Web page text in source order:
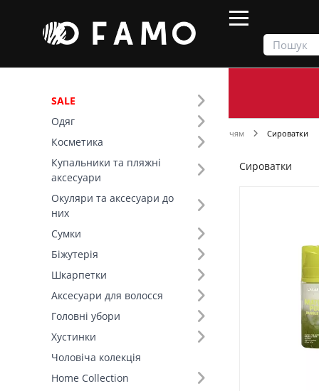
SALE
Одяг
Косметика
Купальники та пляжні
аксесуари
Окуляри та аксесуари до
них
Сумки
Біжутерія
Шкарпетки
Аксесуари для волосся
Головні убори
Хустинки
Чоловіча колекція
Home Collection
Догляд за обличчям Сироватки
Фільтр
Ціна
SALE
Бренд (31)
Тип шкіри (8)
Діюча речовина (18)
Сироватки